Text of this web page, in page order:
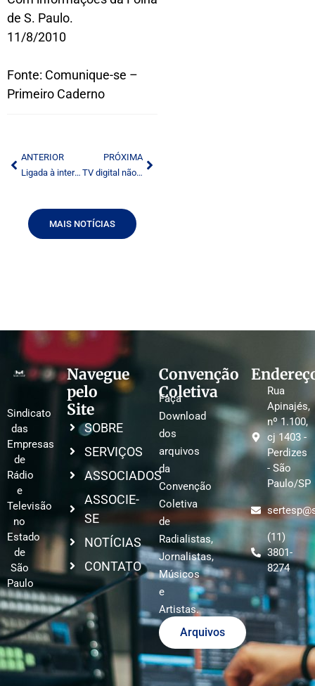
de S. Paulo.
11/8/2010
Fonte: Comunique-se –
Primeiro Caderno
ANTERIOR
Ligada à internet, tevê começa a ficar interativa
PRÓXIMA
TV digital não concorrerá com Internet, diz assessor da Presidência
MAIS NOTÍCIAS
Sindicato
das
Empresas
de
Rádio
e
Televisão
no
Estado
de
São
Paulo
Navegue
pelo
Site
SOBRE
SERVIÇOS
ASSOCIADOS
ASSOCIE-
SE
NOTÍCIAS
CONTATO
Convenção
Coletiva
Faça
Download
dos
arquivos
da
Convenção
Coletiva
de
Radialistas,
Jornalistas,
Músicos
e
Artistas.
Arquivos
Rua
Apinajés,
nº 1.100,
cj 1403 -
Perdizes
- São
Paulo/SP
(11)
3801-
8274